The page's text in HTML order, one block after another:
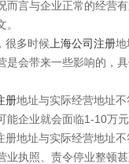
而言与企业正常的经营
很多时候 上海公司注册地
是会带来一些影响的，
册地址与实际经营地址
能企业就会面临1-10万元
地址与实际经营地址不
业执照、责令停业整顿